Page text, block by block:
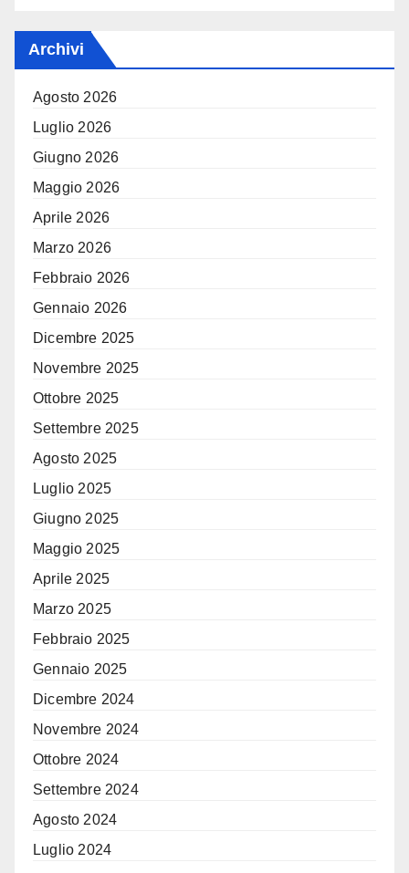
Archivi
Agosto 2026
Luglio 2026
Giugno 2026
Maggio 2026
Aprile 2026
Marzo 2026
Febbraio 2026
Gennaio 2026
Dicembre 2025
Novembre 2025
Ottobre 2025
Settembre 2025
Agosto 2025
Luglio 2025
Giugno 2025
Maggio 2025
Aprile 2025
Marzo 2025
Febbraio 2025
Gennaio 2025
Dicembre 2024
Novembre 2024
Ottobre 2024
Settembre 2024
Agosto 2024
Luglio 2024